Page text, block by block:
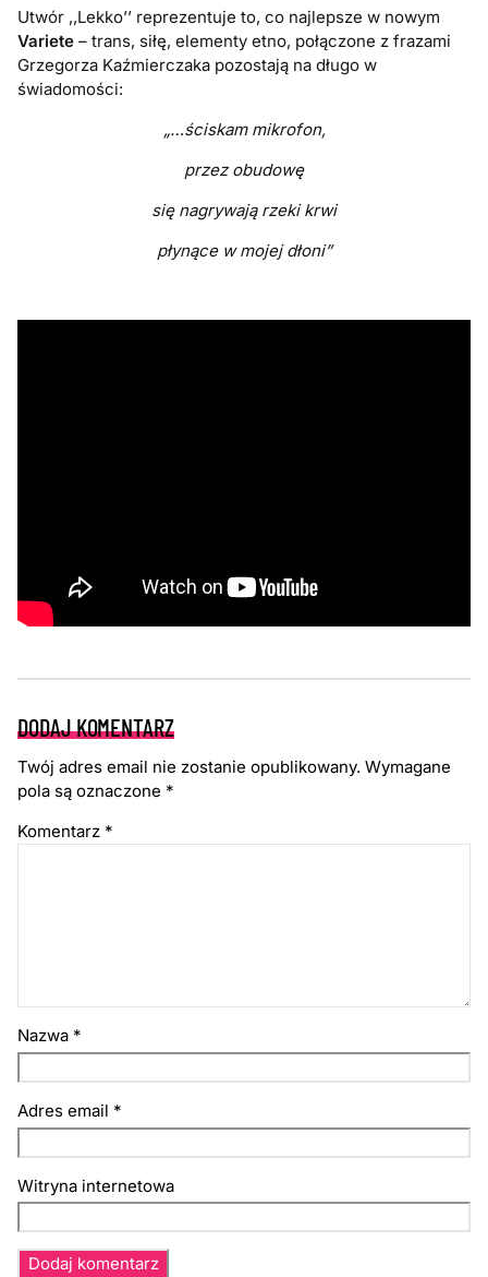
Utwór ,,Lekko’’ reprezentuje to, co najlepsze w nowym
Variete – trans, siłę, elementy etno, połączone z frazami
Grzegorza Kaźmierczaka pozostają na długo w
świadomości:
„…ściskam mikrofon,
przez obudowę
się nagrywają rzeki krwi
płynące w mojej dłoni”
DODAJ KOMENTARZ
Twój adres email nie zostanie opublikowany. Wymagane
pola są oznaczone *
Komentarz *
Nazwa *
Adres email *
Witryna internetowa